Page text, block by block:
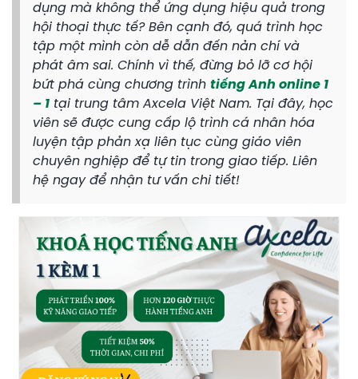
dụng mà không thể ứng dụng hiệu quả trong
hội thoại thực tế? Bên cạnh đó, quá trình học
tập một mình còn dễ dẫn đến nản chí và
phát âm sai. Chính vì thế, đừng bỏ lỡ cơ hội
bứt phá cùng chương trình tiếng Anh online 1
– 1 tại trung tâm Axcela Việt Nam. Tại đây, học
viên sẽ được cung cấp lộ trình cá nhân hóa
luyện tập phản xạ liên tục cùng giáo viên
chuyên nghiệp để tự tin trong giao tiếp. Liên
hệ ngay để nhận tư vấn chi tiết!